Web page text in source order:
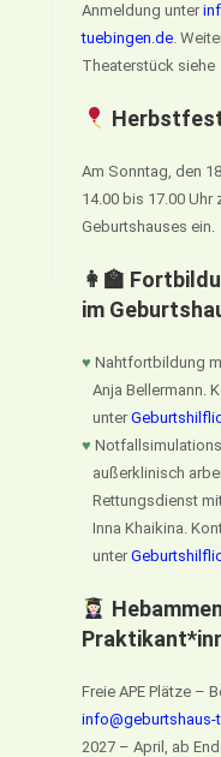
Anmeldung unter
tuebingen.de.
Theaterstück
Am Sonntag, den
14.00 bis 17.00
Geburtshauses ein.
👩‍🏫
im
♥ Nahtfortbildung
Anja Bellermann.
unter
♥
außerklinisch
Rettungsdienst
Inna Khaikina.
unter
Freie APE Plätze –
info@geburtshaus-
2027 – April, ab